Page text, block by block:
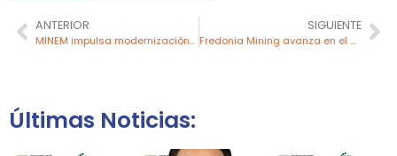
ANTERIOR
MINEM impulsa modernización del alumbrado público con LED
SIGUIENTE
Fredonia Mining avanza en el proyecto El Dorado Monserrat con nuevas exploraciones
Últimas Noticias: